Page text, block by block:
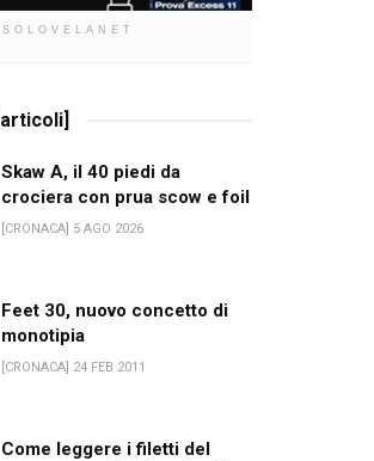
Skaw A, il 40 piedi da
crociera con prua scow e foil
[CRONACA] 5 AGO 2026
Feet 30, nuovo concetto di
monotipia
[CRONACA] 24 FEB 2011
Come leggere i filetti del